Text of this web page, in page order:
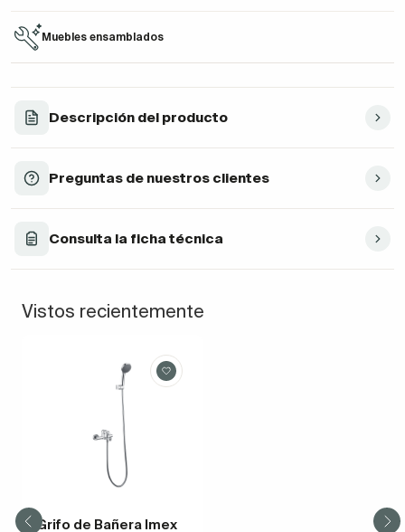
Muebles ensamblados
Descripción del producto
Preguntas de nuestros clientes
Consulta la ficha técnica
Vistos recientemente
Grifo de Bañera Imex